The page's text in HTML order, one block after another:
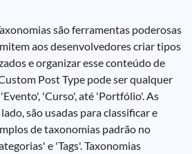
são ferramentas poderosas
aos desenvolvedores criar tipos
e organizar esse conteúdo de
Post Type pode ser qualquer
'Curso', até 'Portfólio'. As
são usadas para classificar e
de taxonomias padrão no
e 'Tags'. Taxonomias